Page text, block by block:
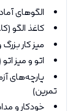
الگوهای
کاغذ الگو
میز کار بزرگ
اتو و میز
تمرین)
خودکار و